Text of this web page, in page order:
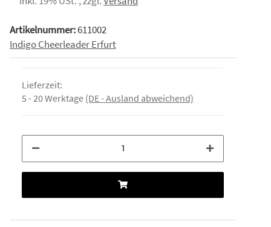
Artikelnummer:611002
Indigo Cheerleader Erfurt
Lieferzeit:
5 - 20 Werktage (DE - Ausland abweichend)